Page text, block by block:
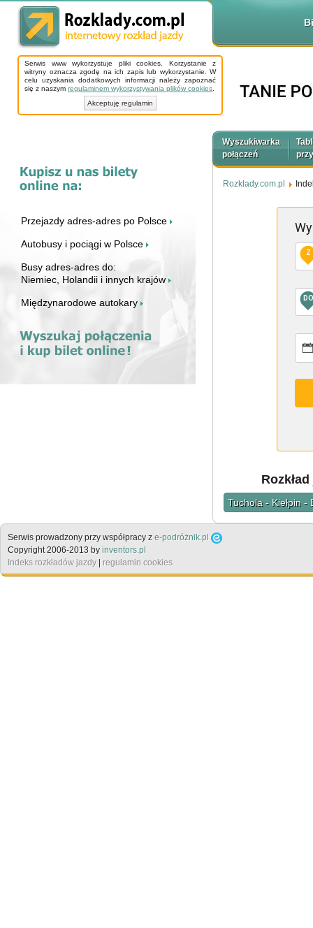
Serwis www wykorzystuje pliki cookies. Korzystanie z
witryny oznacza zgodę na ich zapis lub wykorzystanie. W
celu uzyskania dodatkowych informacji należy zapoznać
się z naszym regulaminem wykorzystywania plików cookies
Akceptuję regulamin
Przejazdy adres-adres po Polsce
Autobusy i pociągi w Polsce
Busy adres-adres do:
Niemiec, Holandii i innych krajów
Międzynarodowe autokary
Wyszukiwarka
połączeń
Rozklady.com.pl
Z
DO
Tuchola - Kiełpin -
Serwis prowadzony przy współpracy z e-podróżnik.pl
Copyright 2006-2013 by inventors.pl
Indeks rozkładów jazdy | regulamin cookies